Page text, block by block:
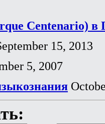
Centenario) в
15, 2013
5, 2007